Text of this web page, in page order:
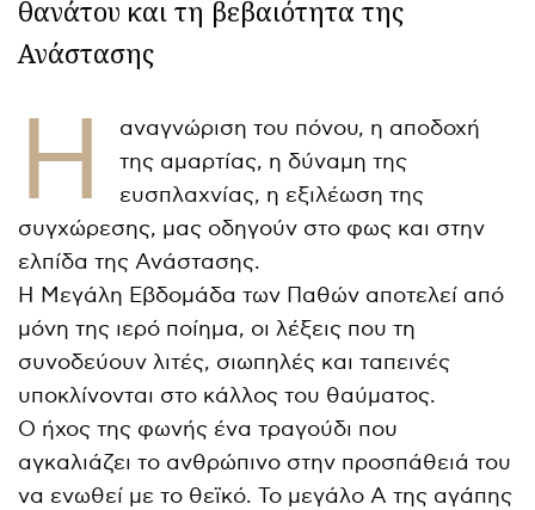
θανάτου και τη βεβαιότητα της
Ανάστασης
Η
αναγνώριση του πόνου, η αποδοχή
της αμαρτίας, η δύναμη της
ευσπλαχνίας, η εξιλέωση της
συγχώρεσης, μας οδηγούν στο φως και στην
ελπίδα της Ανάστασης.
Η Μεγάλη Εβδομάδα των Παθών αποτελεί από
μόνη της ιερό ποίημα, οι λέξεις που τη
συνοδεύουν λιτές, σιωπηλές και ταπεινές
υποκλίνονται στο κάλλος του θαύματος.
Ο ήχος της φωνής ένα τραγούδι που
αγκαλιάζει το ανθρώπινο στην προσπάθειά του
να ενωθεί με το θεϊκό. Το μεγάλο Α της αγάπης